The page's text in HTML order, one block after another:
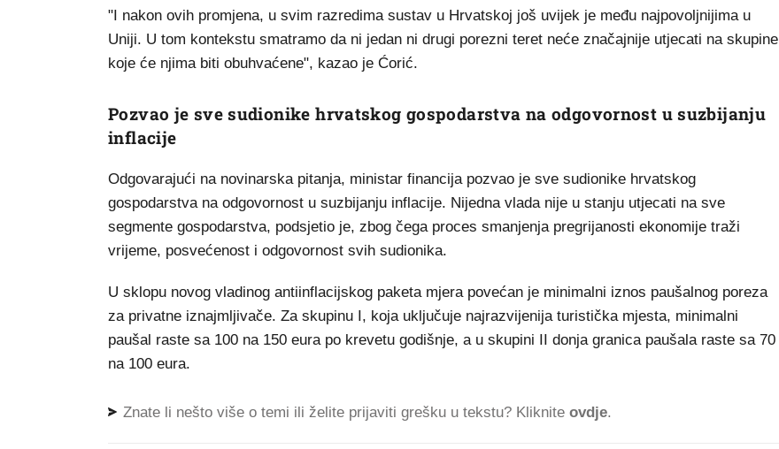
"I nakon ovih promjena, u svim razredima sustav u Hrvatskoj još uvijek je među najpovoljnijima u
Uniji. U tom kontekstu smatramo da ni jedan ni drugi porezni teret neće značajnije utjecati na skupine
koje će njima biti obuhvaćene", kazao je Ćorić.
Pozvao je sve sudionike hrvatskog gospodarstva na odgovornost u suzbijanju
inflacije
Odgovarajući na novinarska pitanja, ministar financija pozvao je sve sudionike hrvatskog
gospodarstva na odgovornost u suzbijanju inflacije. Nijedna vlada nije u stanju utjecati na sve
segmente gospodarstva, podsjetio je, zbog čega proces smanjenja pregrijanosti ekonomije traži
vrijeme, posvećenost i odgovornost svih sudionika.
U sklopu novog vladinog antiinflacijskog paketa mjera povećan je minimalni iznos paušalnog poreza
za privatne iznajmljivače. Za skupinu I, koja uključuje najrazvijenija turistička mjesta, minimalni
paušal raste sa 100 na 150 eura po krevetu godišnje, a u skupini II donja granica paušala raste sa 70
na 100 eura.
Znate li nešto više o temi ili želite prijaviti grešku u tekstu? Kliknite ovdje.